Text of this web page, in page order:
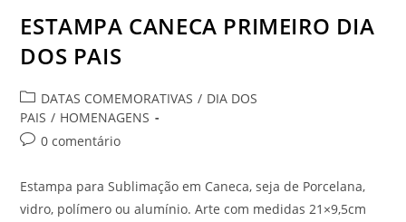
ESTAMPA CANECA PRIMEIRO DIA
DOS PAIS
Categoria
do
post:
DATAS COMEMORATIVAS / DIA DOS
PAIS / HOMENAGENS
Comentários
post:
0 comentário
Estampa para Sublimação em Caneca, seja de Porcelana,
vidro, polímero ou alumínio. Arte com medidas 21×9,5cm